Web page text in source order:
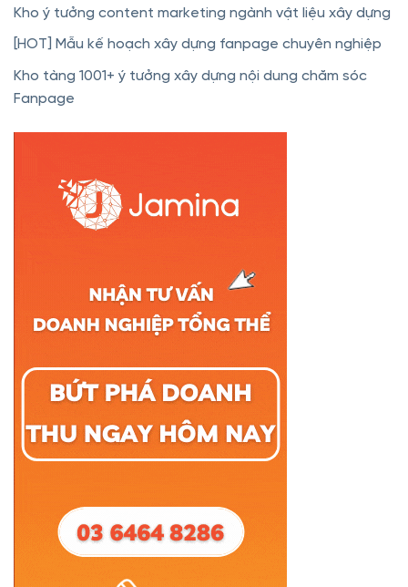
Kho ý tưởng content marketing ngành vật liệu xây dựng
[HOT] Mẫu kế hoạch xây dựng fanpage chuyên nghiệp
Kho tàng 1001+ ý tưởng xây dựng nội dung chăm sóc
Fanpage